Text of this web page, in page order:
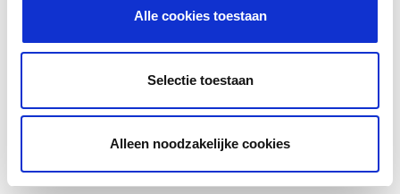
Alle cookies toestaan
Selectie toestaan
Alleen noodzakelijke cookies